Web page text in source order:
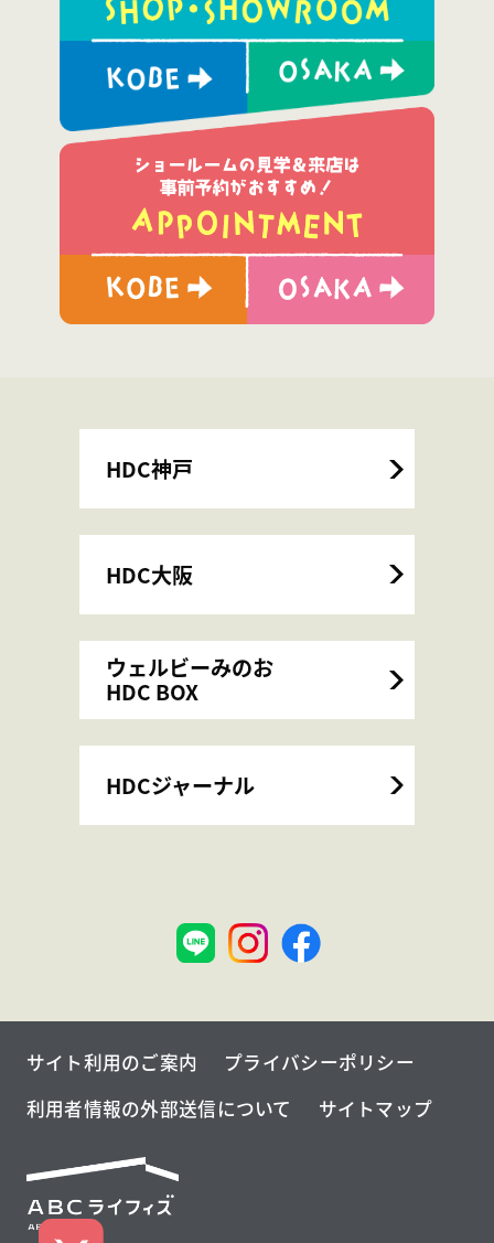
HDC神戸
HDC大阪
ウェルビーみのお
HDC BOX
HDCジャーナル
サイト利用のご案内
プライバシーポリシー
利用者情報の外部送信について
サイトマップ